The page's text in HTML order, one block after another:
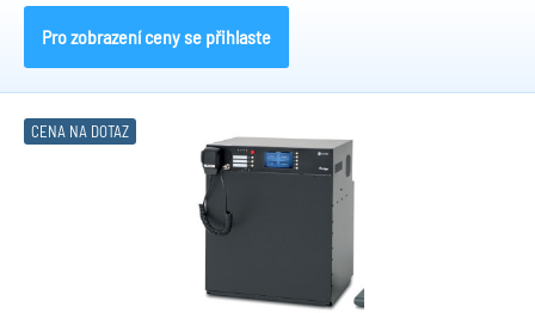
Pro zobrazení ceny se přihlaste
CENA NA DOTAZ